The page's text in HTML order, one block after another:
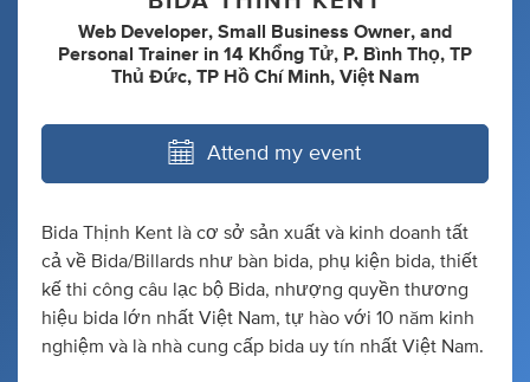
Web Developer, Small Business Owner, and
Personal Trainer in 14 Khổng Tử, P. Bình Thọ, TP
Thủ Đức, TP Hồ Chí Minh, Việt Nam
Attend my event
Bida Thịnh Kent là cơ sở sản xuất và kinh doanh tất
cả về Bida/Billards như bàn bida, phụ kiện bida, thiết
kế thi công câu lạc bộ Bida, nhượng quyền thương
hiệu bida lớn nhất Việt Nam, tự hào với 10 năm kinh
nghiệm và là nhà cung cấp bida uy tín nhất Việt Nam.